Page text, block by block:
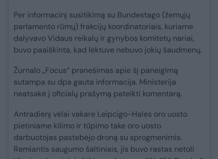
Per informacinį susitikimą su Bundestago (žemųjų
parlamento rūmų) frakcijų koordinatoriais, kuriame
dalyvavo Vidaus reikalų ir gynybos komitetų nariai,
buvo paaiškinta, kad lėktuve nebuvo jokių šaudmenų.
Žurnalo „Focus“ pranešimas apie šį paneigimą
sutampa su dpa gauta informacija. Ministerija
neatsakė į oficialų prašymą pateikti komentarą.
Antradienį vėlai vakare Leipcigo-Halės oro uosto
pietiniame kilimo ir tūpimo take oro uosto
darbuotojas pastebėjo droną su sprogmenimis.
Remiantis saugumo šaltiniais, jis buvo rastas netoli